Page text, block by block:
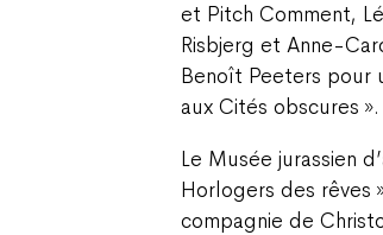
et Pitch Comment,
Risbjerg et Anne-
Benoît Peeters pour
aux Cités obscures ».
Le Musée jurassien
Horlogers des rêves
compagnie de